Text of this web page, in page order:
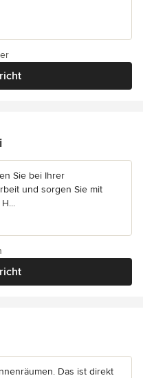
Sie bei Ihrer
und sorgen Sie mit
Das ist direkt